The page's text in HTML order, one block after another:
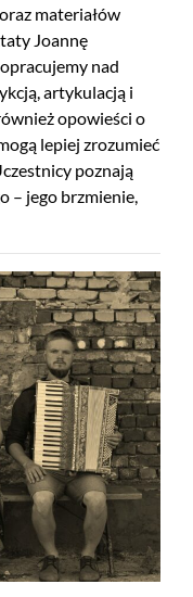
materiałów
Joannę
nad
artykulacją i
opowieści o
lepiej zrozumieć
poznają
– jego brzmienie,